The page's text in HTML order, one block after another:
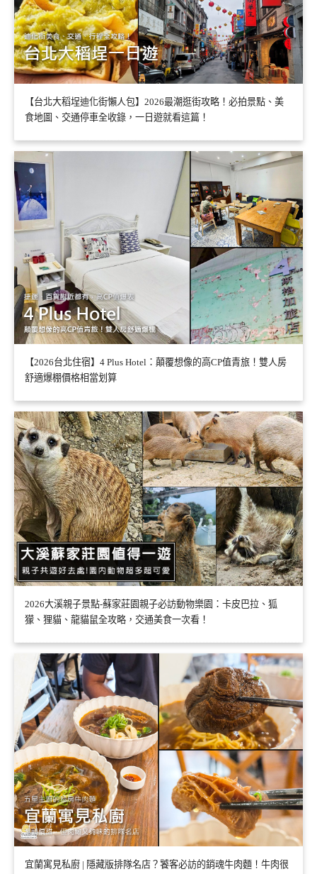
【台北大稻埕迪化街懶人包】2026最潮逛街攻略！必拍景點、美
食地圖、交通停車全收錄，一日遊就看這篇！
【2026台北住宿】4 Plus Hotel：顛覆想像的高CP值青旅！雙人房
舒適爆棚價格相當划算
2026大溪親子景點-蘇家莊園親子必訪動物樂園：卡皮巴拉、狐
獴、狸貓、龍貓鼠全攻略，交通美食一次看！
宜蘭寓見私廚 | 隱藏版排隊名店？饕客必訪的銷魂牛肉麵！牛肉很